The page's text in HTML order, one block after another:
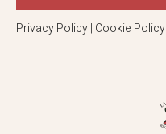
Privacy Policy| Cookie Policy